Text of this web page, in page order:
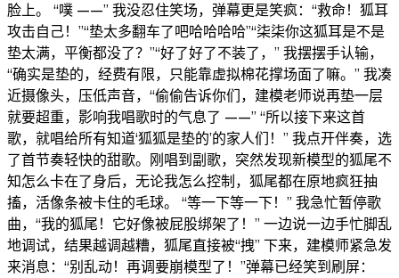
脸上。 “噗 ——” 我没忍住笑场，弹幕更是笑疯：“救命！狐耳
攻击自己！”“垫太多翻车了吧哈哈哈哈”“柒柒你这狐耳是不是
垫太满，平衡都没了？”“好了好了不装了，” 我摆摆手认输，
“确实是垫的，经费有限，只能靠虚拟棉花撑场面了嘛。” 我凑
近摄像头，压低声音，“偷偷告诉你们，建模老师说再垫一层
就要超重，影响我唱歌时的气息了 ——” “所以接下来这首
歌，就唱给所有知道‘狐狐是垫的’的家人们！” 我点开伴奏，选
了首节奏轻快的甜歌。刚唱到副歌，突然发现新模型的狐尾不
知怎么卡在了身后，无论我怎么控制，狐尾都在原地疯狂抽
搐，活像条被卡住的毛球。 “等一下等一下！” 我急忙暂停歌
曲，“我的狐尾！它好像被屁股绑架了！” 一边说一边手忙脚乱
地调试，结果越调越糟，狐尾直接被“拽” 下来，建模师紧急发
来消息：“别乱动！再调要崩模型了！”弹幕已经笑到刷屏：